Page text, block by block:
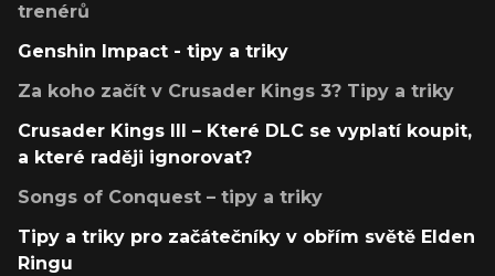
trenérů
Genshin Impact - tipy a triky
Za koho začít v Crusader Kings 3? Tipy a triky
Crusader Kings III – Které DLC se vyplatí koupit,
a které raději ignorovat?
Songs of Conquest – tipy a triky
Tipy a triky pro začátečníky v obřím světě Elden
Ringu